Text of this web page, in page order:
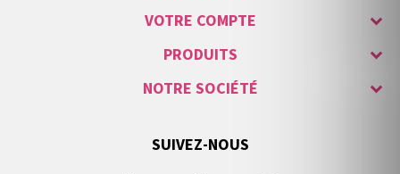
VOTRE COMPTE
PRODUITS
NOTRE SOCIÉTÉ
SUIVEZ-NOUS